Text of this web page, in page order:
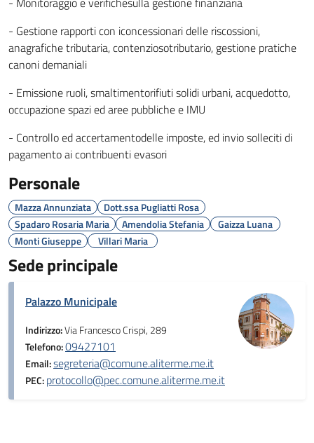
- Gestione rapporti con iconcessionari delle riscossioni,
anagrafiche tributaria, contenziosotributario, gestione pratiche
canoni demaniali
- Emissione ruoli, smaltimentorifiuti solidi urbani, acquedotto,
occupazione spazi ed aree pubbliche e IMU
- Controllo ed accertamentodelle imposte, ed invio solleciti di
pagamento ai contribuenti evasori
Personale
Mazza Annunziata
Dott.ssa Pugliatti Rosa
Spadaro Rosaria Maria
Amendolia Stefania
Gaizza Luana
Monti Giuseppe
Villari Maria
Sede principale
Palazzo Municipale
Indirizzo:Via Francesco Crispi, 289
Telefono:09427101
Email:segreteria@comune.aliterme.me.it
PEC:protocollo@pec.comune.aliterme.me.it